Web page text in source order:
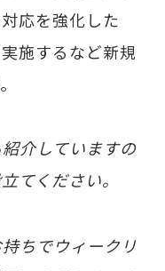
応を強化した
施するなど新規
介していますの
てください。
ちでウィークリ